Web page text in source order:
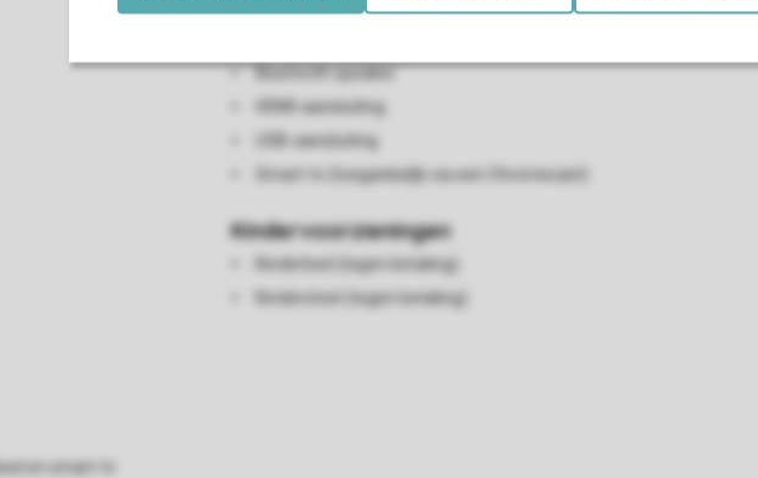
en smart-tv
Bluetooth speaker
HDMI-aansluiting
USB-aansluiting
Smart-tv (toegankelijk via een Chromecast)
Kindervoorzieningen
Kinderbed (tegen betaling)
Kinderstoel (tegen betaling)